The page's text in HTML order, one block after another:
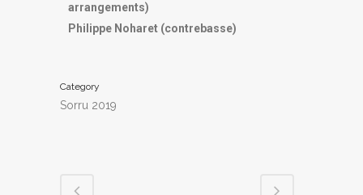
arrangements)
Philippe Noharet (contrebasse)
Category
Sorru 2019